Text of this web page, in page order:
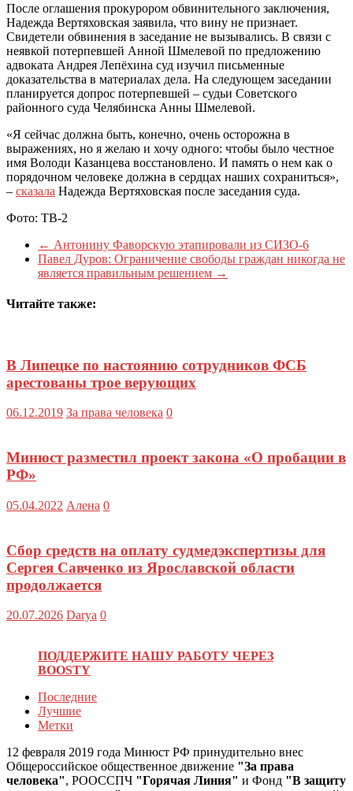
После оглашения прокурором обвинительного заключения,
Надежда Вертяховская заявила, что вину не признает.
Свидетели обвинения в заседание не вызывались. В связи с
неявкой потерпевшей Анной Шмелевой по предложению
адвоката Андрея Лепёхина суд изучил письменные
доказательства в материалах дела. На следующем заседании
планируется допрос потерпевшей – судьи Советского
районного суда Челябинска Анны Шмелевой.
«Я сейчас должна быть, конечно, очень осторожна в
выражениях, но я желаю и хочу одного: чтобы было честное
имя Володи Казанцева восстановлено. И память о нем как о
порядочном человеке должна в сердцах наших сохраниться»,
– сказала Надежда Вертяховская после заседания суда.
Фото: ТВ-2
← Антонину Фаворскую этапировали из СИЗО-6
Павел Дуров: Ограничение свободы граждан никогда не
является правильным решением →
Читайте также:
В Липецке по настоянию сотрудников ФСБ
арестованы трое верующих
06.12.2019 За права человека 0
Минюст разместил проект закона «О пробации в
РФ»
05.04.2022 Алена 0
Сбор средств на оплату судмедэкспертизы для
Сергея Савченко из Ярославской области
продолжается
20.07.2026 Darya 0
ПОДДЕРЖИТЕ НАШУ РАБОТУ ЧЕРЕЗ
BOOSTY
Последние
Лучшие
Метки
12 февраля 2019 года Минюст РФ принудительно внес
Общероссийское общественное движение "За права
человека", РООССПЧ "Горячая Линия" и Фонд "В защиту